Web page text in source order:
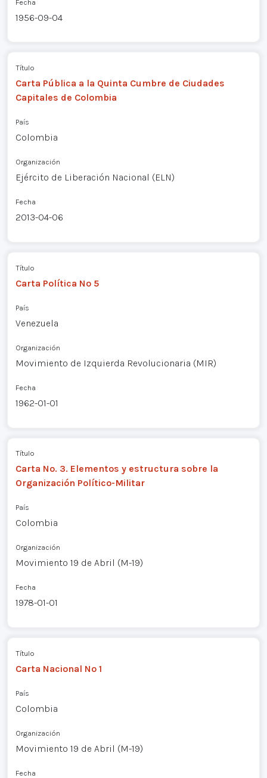
Fecha
1956-09-04
Título
Carta Pública a la Quinta Cumbre de Ciudades
Capitales de Colombia
País
Colombia
Organización
Ejército de Liberación Nacional (ELN)
Fecha
2013-04-06
Título
Carta Política Nº 5
País
Venezuela
Organización
Movimiento de Izquierda Revolucionaria (MIR)
Fecha
1962-01-01
Título
Carta No. 3. Elementos y estructura sobre la
Organización Político-Militar
País
Colombia
Organización
Movimiento 19 de Abril (M-19)
Fecha
1978-01-01
Título
Carta Nacional Nº 1
País
Colombia
Organización
Movimiento 19 de Abril (M-19)
Fecha